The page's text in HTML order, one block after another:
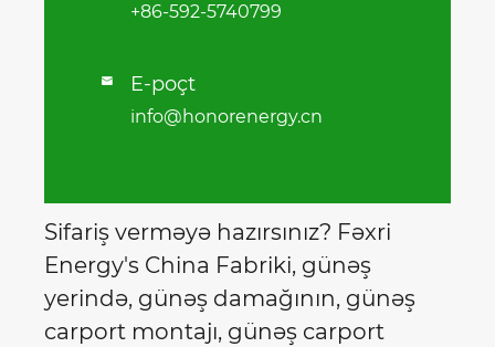
+86-592-5740799
 E-poçt
info@honorenergy.cn
Sifariş verməyə hazırsınız? Fəxri
Energy's China Fabriki, günəş
yerində, günəş damağının, günəş
carport montajı, günəş carport